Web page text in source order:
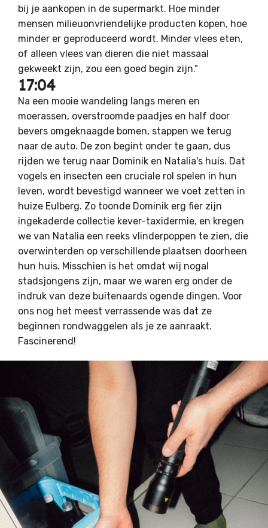
bij je aankopen in de supermarkt. Hoe minder
mensen milieuonvriendelijke producten kopen, hoe
minder er geproduceerd wordt. Minder vlees eten,
of alleen vlees van dieren die niet massaal
gekweekt zijn, zou een goed begin zijn."
17:04
Na een mooie wandeling langs meren en
moerassen, overstroomde paadjes en half door
bevers omgeknaagde bomen, stappen we terug
naar de auto. De zon begint onder te gaan, dus
rijden we terug naar Dominik en Natalia's huis. Dat
vogels en insecten een cruciale rol spelen in hun
leven, wordt bevestigd wanneer we voet zetten in
huize Eulberg. Zo toonde Dominik erg fier zijn
ingekaderde collectie kever-taxidermie, en kregen
we van Natalia een reeks vlinderpoppen te zien, die
overwinterden op verschillende plaatsen doorheen
hun huis. Misschien is het omdat wij nogal
stadsjongens zijn, maar we waren erg onder de
indruk van deze buitenaards ogende dingen. Voor
ons nog het meest verrassende was dat ze
beginnen rondwaggelen als je ze aanraakt.
Fascinerend!